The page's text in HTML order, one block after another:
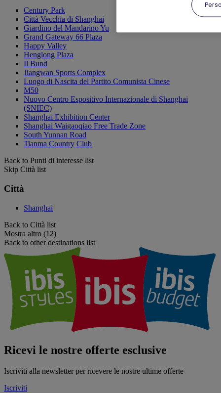
Century Park
Città Vecchia di Shanghai
Giardino del Mandarino Yu
Grand Gateway 66 Plaza
Happy Valley
Henglong Plaza
Il Bund
Jiangwan Sports Complex
Luogo di Nascita del Partito Comunista Cinese
M50
Nuovo Centro Espositivo Internazionale di Shanghai
(SNIEC)
Shanghai Exhibition Center
Shanghai Waigaoqiao Free Trade Zone
South Yunnan Road
Tianma Country Club
Back to Punti di interesse list
Skip Città list
Città
Shanghai
Back to Città list
Mostra altro (12)
Back to other destinations list
Ricevi le nostre offerte esclusive
Iscriviti alla newsletter per ricevere le nostre ultime offerte
Iscriviti